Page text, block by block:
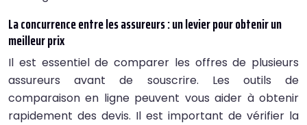
La concurrence entre les assureurs : un levier pour obtenir un
meilleur prix
Il est essentiel de comparer les offres de plusieurs
assureurs avant de souscrire. Les outils de
comparaison en ligne peuvent vous aider à obtenir
rapidement des devis. Il est important de vérifier la